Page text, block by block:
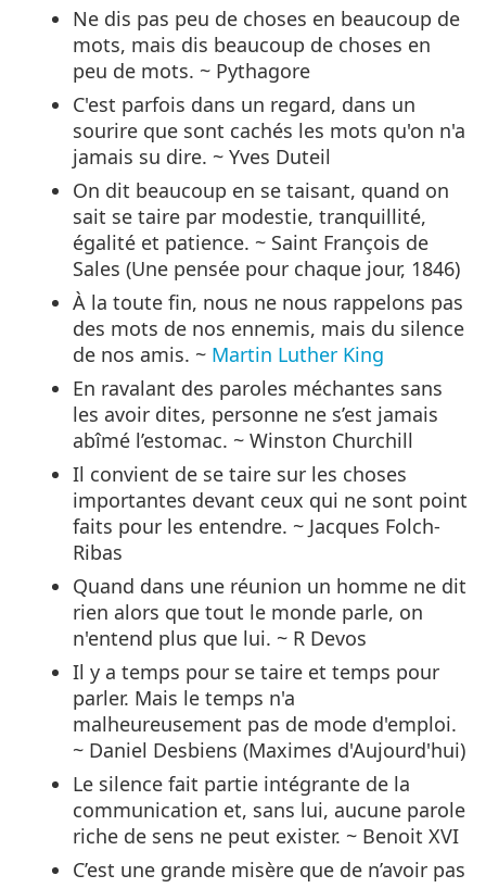
Ne dis pas peu de choses en beaucoup de
mots, mais dis beaucoup de choses en
peu de mots. ~ Pythagore
C'est parfois dans un regard, dans un
sourire que sont cachés les mots qu'on n'a
jamais su dire. ~ Yves Duteil
On dit beaucoup en se taisant, quand on
sait se taire par modestie, tranquillité,
égalité et patience. ~ Saint François de
Sales (Une pensée pour chaque jour, 1846)
À la toute fin, nous ne nous rappelons pas
des mots de nos ennemis, mais du silence
de nos amis. ~ Martin Luther King
En ravalant des paroles méchantes sans
les avoir dites, personne ne s’est jamais
abîmé l’estomac. ~ Winston Churchill
Il convient de se taire sur les choses
importantes devant ceux qui ne sont point
faits pour les entendre. ~ Jacques Folch-
Ribas
Quand dans une réunion un homme ne dit
rien alors que tout le monde parle, on
n'entend plus que lui. ~ R Devos
Il y a temps pour se taire et temps pour
parler. Mais le temps n'a
malheureusement pas de mode d'emploi.
~ Daniel Desbiens (Maximes d'Aujourd'hui)
Le silence fait partie intégrante de la
communication et, sans lui, aucune parole
riche de sens ne peut exister. ~ Benoit XVI
C’est une grande misère que de n’avoir pas